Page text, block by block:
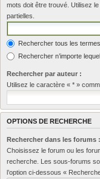
mots doit être trouvé. Utilisez
partielles.
Rechercher tous les termes
Rechercher n’importe
Rechercher par auteur :
Utilisez le caractère « * »
OPTIONS DE RECHERCHE
Rechercher dans les forums :
Choisissez le forum ou les
recherche. Les sous-forums
l’option ci-dessous «